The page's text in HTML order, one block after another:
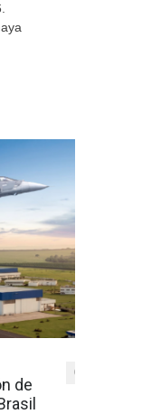
de
0